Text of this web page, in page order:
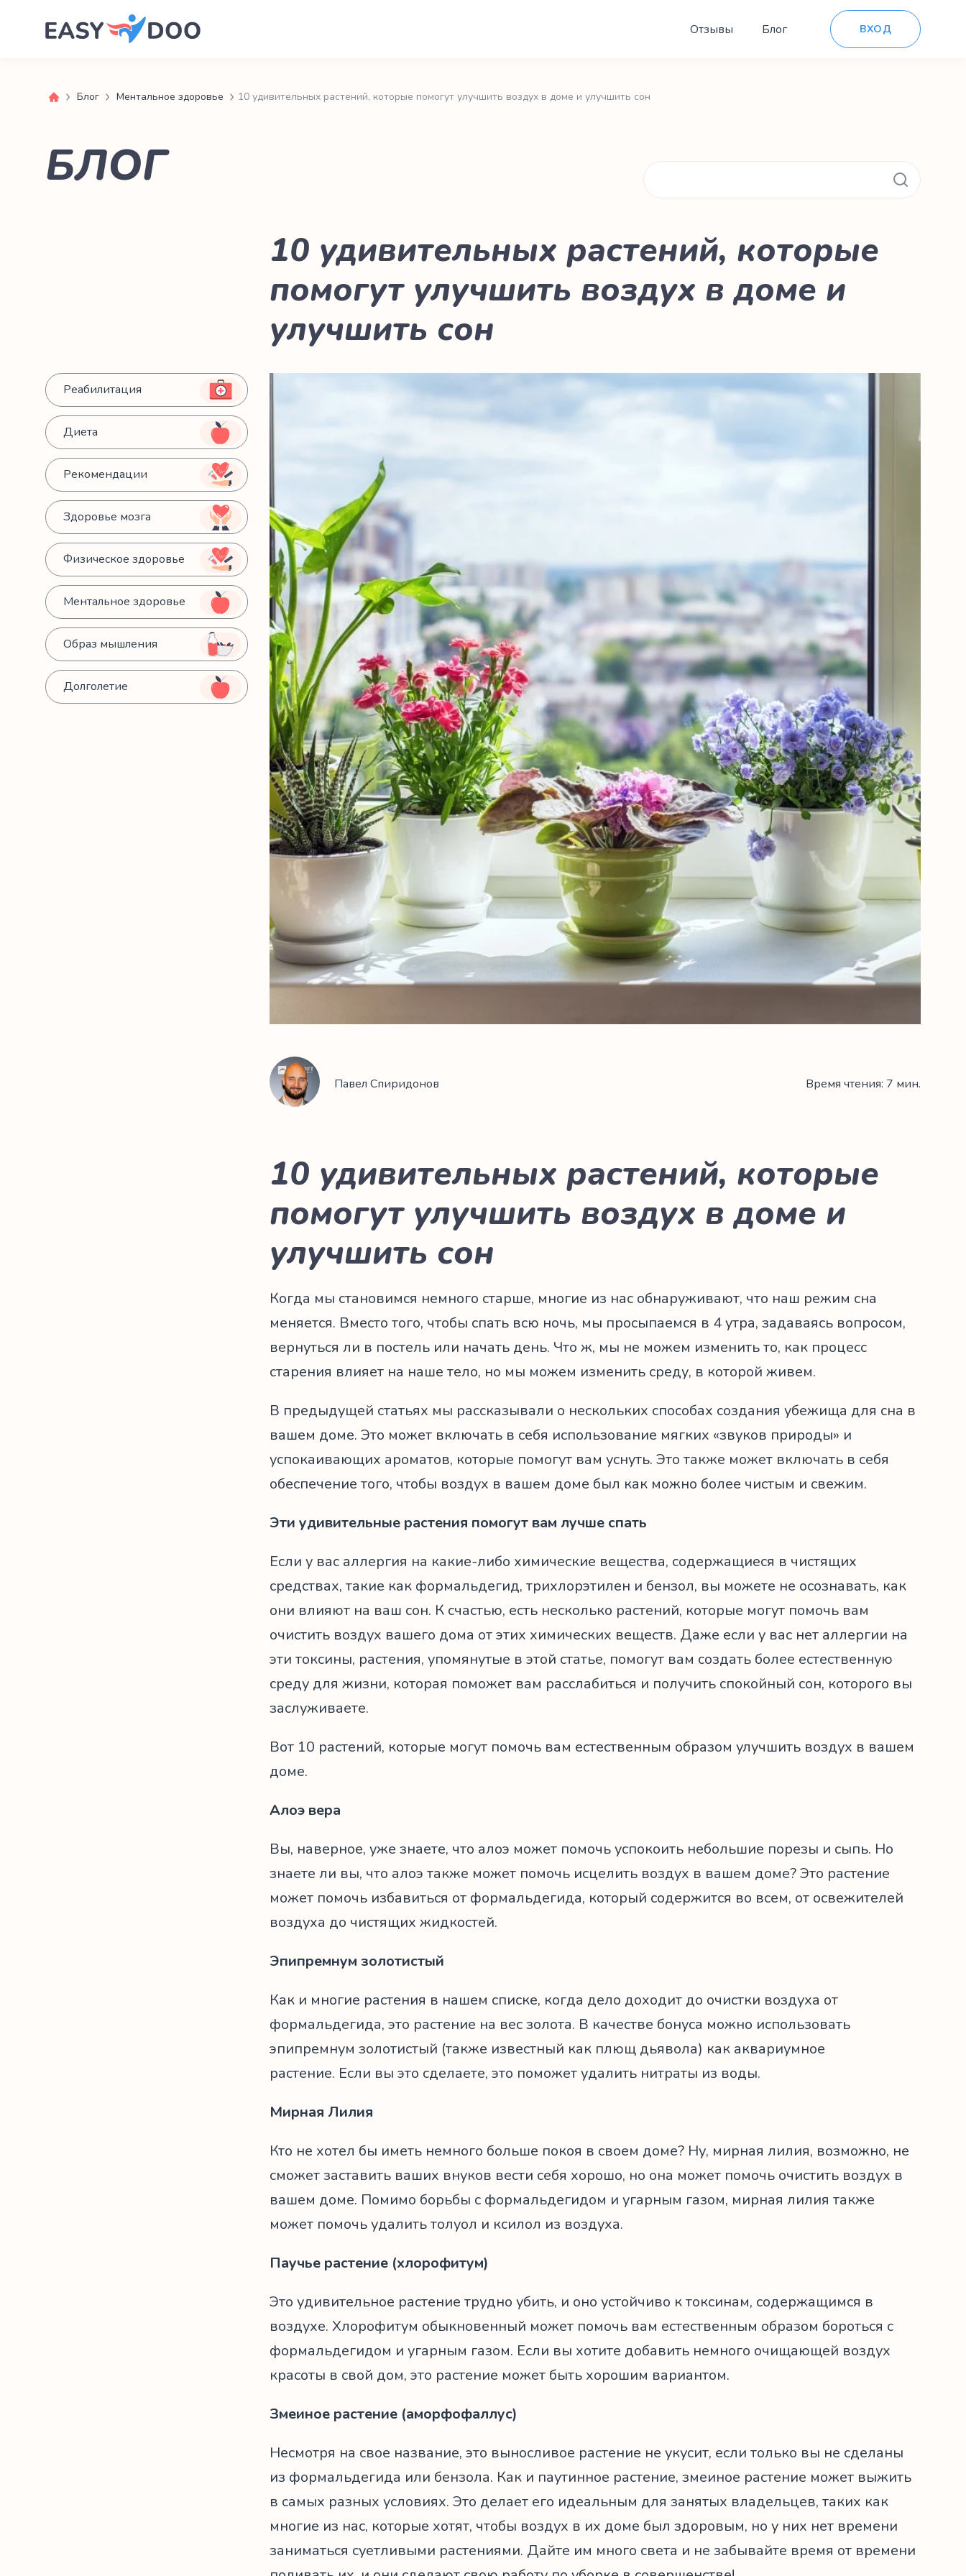
Отзывы Блог ВХОД
Блог Ментальное здоровье 10 удивительных растений, которые помогут улучшить воздух в доме и улучшить сон
БЛОГ
10 удивительных растений, которые
помогут улучшить воздух в доме и
улучшить сон
Павел Спиридонов Время чтения: 7 мин.
10 удивительных растений, которые
помогут улучшить воздух в доме и
улучшить сон
Когда мы становимся немного старше, многие из нас обнаруживают, что наш режим сна
меняется. Вместо того, чтобы спать всю ночь, мы просыпаемся в 4 утра, задаваясь вопросом,
вернуться ли в постель или начать день. Что ж, мы не можем изменить то, как процесс
старения влияет на наше тело, но мы можем изменить среду, в которой живем.
В предыдущей статьях мы рассказывали о нескольких способах создания убежища для сна в
вашем доме. Это может включать в себя использование мягких «звуков природы» и
успокаивающих ароматов, которые помогут вам уснуть. Это также может включать в себя
обеспечение того, чтобы воздух в вашем доме был как можно более чистым и свежим.
Эти удивительные растения помогут вам лучше спать
Если у вас аллергия на какие-либо химические вещества, содержащиеся в чистящих
средствах, такие как формальдегид, трихлорэтилен и бензол, вы можете не осознавать, как
они влияют на ваш сон. К счастью, есть несколько растений, которые могут помочь вам
очистить воздух вашего дома от этих химических веществ. Даже если у вас нет аллергии на
эти токсины, растения, упомянутые в этой статье, помогут вам создать более естественную
среду для жизни, которая поможет вам расслабиться и получить спокойный сон, которого вы
заслуживаете.
Вот 10 растений, которые могут помочь вам естественным образом улучшить воздух в вашем
доме.
Алоэ вера
Вы, наверное, уже знаете, что алоэ может помочь успокоить небольшие порезы и сыпь. Но
знаете ли вы, что алоэ также может помочь исцелить воздух в вашем доме? Это растение
может помочь избавиться от формальдегида, который содержится во всем, от освежителей
воздуха до чистящих жидкостей.
Эпипремнум золотистый
Как и многие растения в нашем списке, когда дело доходит до очистки воздуха от
формальдегида, это растение на вес золота. В качестве бонуса можно использовать
эпипремнум золотистый (также известный как плющ дьявола) как аквариумное
растение. Если вы это сделаете, это поможет удалить нитраты из воды.
Мирная Лилия
Кто не хотел бы иметь немного больше покоя в своем доме? Ну, мирная лилия, возможно, не
сможет заставить ваших внуков вести себя хорошо, но она может помочь очистить воздух в
вашем доме. Помимо борьбы с формальдегидом и угарным газом, мирная лилия также
может помочь удалить толуол и ксилол из воздуха.
Паучье растение (хлорофитум)
Это удивительное растение трудно убить, и оно устойчиво к токсинам, содержащимся в
воздухе. Хлорофитум обыкновенный может помочь вам естественным образом бороться с
формальдегидом и угарным газом. Если вы хотите добавить немного очищающей воздух
красоты в свой дом, это растение может быть хорошим вариантом.
Змеиное растение (аморфофаллус)
Несмотря на свое название, это выносливое растение не укусит, если только вы не сделаны
из формальдегида или бензола. Как и паутинное растение, змеиное растение может выжить
в самых разных условиях. Это делает его идеальным для занятых владельцев, таких как
многие из нас, которые хотят, чтобы воздух в их доме был здоровым, но у них нет времени
заниматься суетливыми растениями. Дайте им много света и не забывайте время от времени
Реабилитация
Диета
Рекомендации
Здоровье мозга
Физическое здоровье
Ментальное здоровье
Образ мышления
Долголетие